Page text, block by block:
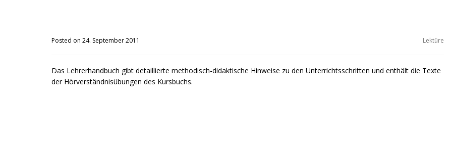
Posted on 24. September 2011 Lektüre
Das Lehrerhandbuch gibt detaillierte methodisch-didaktische Hinweise zu den Unterrichtsschritten und enthält die Texte
der Hörverständnisübungen des Kursbuchs.